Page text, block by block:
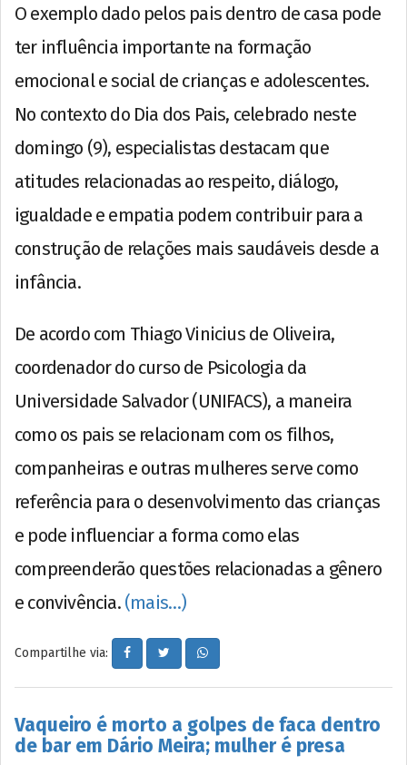
O exemplo dado pelos pais dentro de casa pode
ter influência importante na formação
emocional e social de crianças e adolescentes.
No contexto do Dia dos Pais, celebrado neste
domingo (9), especialistas destacam que
atitudes relacionadas ao respeito, diálogo,
igualdade e empatia podem contribuir para a
construção de relações mais saudáveis desde a
infância.
De acordo com Thiago Vinicius de Oliveira,
coordenador do curso de Psicologia da
Universidade Salvador (UNIFACS), a maneira
como os pais se relacionam com os filhos,
companheiras e outras mulheres serve como
referência para o desenvolvimento das crianças
e pode influenciar a forma como elas
compreenderão questões relacionadas a gênero
e convivência. (mais…)
Compartilhe via:
Vaqueiro é morto a golpes de faca dentro
de bar em Dário Meira; mulher é presa